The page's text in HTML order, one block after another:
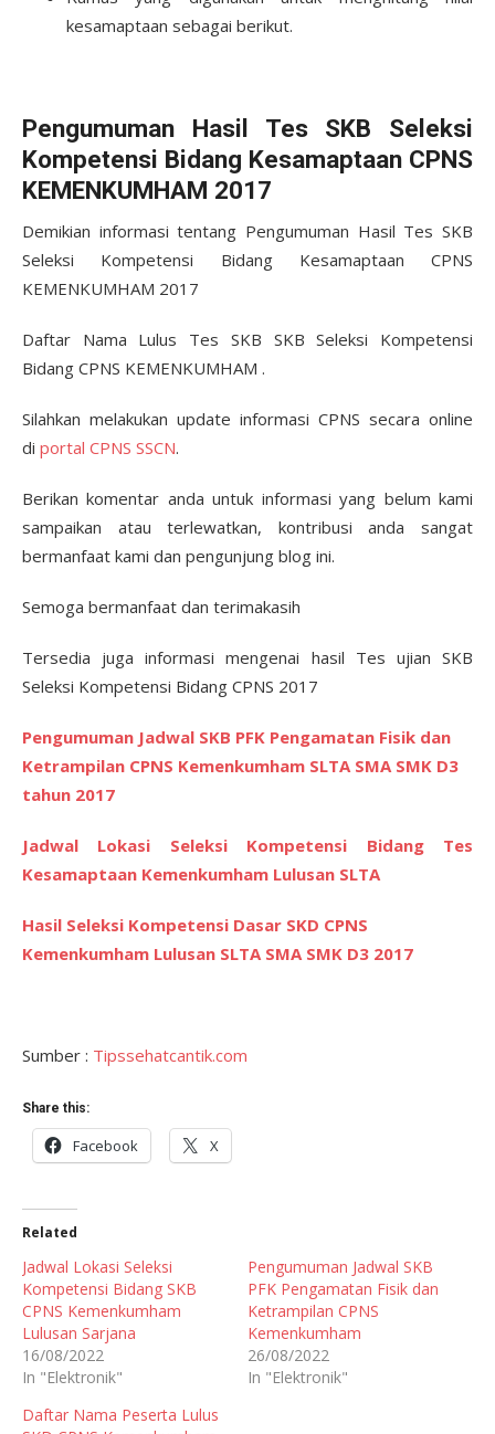
kesamaptaan sebagai berikut.
Pengumuman Hasil Tes SKB Seleksi
Kompetensi Bidang Kesamaptaan CPNS
KEMENKUMHAM 2017
Demikian informasi tentang Pengumuman Hasil Tes SKB
Seleksi Kompetensi Bidang Kesamaptaan CPNS
KEMENKUMHAM 2017
Daftar Nama Lulus Tes SKB SKB Seleksi Kompetensi
Bidang CPNS KEMENKUMHAM .
Silahkan melakukan update informasi CPNS secara online
di portal CPNS SSCN.
Berikan komentar anda untuk informasi yang belum kami
sampaikan atau terlewatkan, kontribusi anda sangat
bermanfaat kami dan pengunjung blog ini.
Semoga bermanfaat dan terimakasih
Tersedia juga informasi mengenai hasil Tes ujian SKB
Seleksi Kompetensi Bidang CPNS 2017
Pengumuman Jadwal SKB PFK Pengamatan Fisik dan
Ketrampilan CPNS Kemenkumham SLTA SMA SMK D3
tahun 2017
Jadwal Lokasi Seleksi Kompetensi Bidang Tes
Kesamaptaan Kemenkumham Lulusan SLTA
Hasil Seleksi Kompetensi Dasar SKD CPNS
Kemenkumham Lulusan SLTA SMA SMK D3 2017
Sumber : Tipssehatcantik.com
Share this:
Facebook X
Related
Jadwal Lokasi Seleksi
Kompetensi Bidang SKB
CPNS Kemenkumham
Lulusan Sarjana
16/08/2022
In "Elektronik"
Pengumuman Jadwal SKB
PFK Pengamatan Fisik dan
Ketrampilan CPNS
Kemenkumham
26/08/2022
In "Elektronik"
Daftar Nama Peserta Lulus